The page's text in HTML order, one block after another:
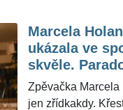
průsvitné látky,
Blondýna se netají
může počítat na
nedávnem
své tělo minimálně
Marcela
ukázala ve
skvěle.
kilogramů
Zpěvačka
jen zřídkakdy.